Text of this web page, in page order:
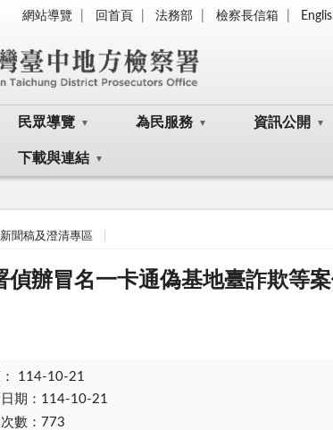
網站導覽 回首頁 法務部 檢察長信箱
民眾導覽 為民服務 資訊公開
下載與連結
新聞稿及澄清專區
偵辦冒名一卡通偽基地臺詐欺等
114-10-21
期：114-10-21
數：773